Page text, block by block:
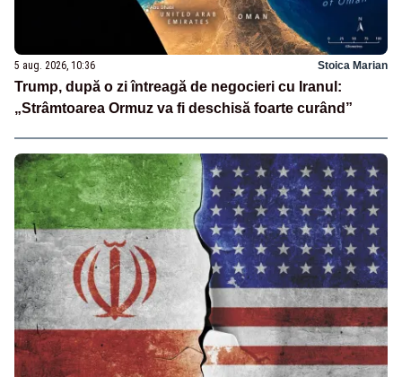
5 aug. 2026, 10:36 Stoica Marian
Trump, după o zi întreagă de negocieri cu Iranul:
„Strâmtoarea Ormuz va fi deschisă foarte curând”